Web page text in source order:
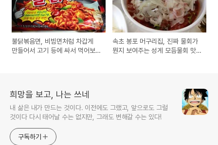
불닭볶음면, 비빔면처럼 차갑게
만들어서 고기 등에 싸서 먹어보
속초 봉포 머구리집, 진짜 물회가
뭔지 보여주는 성게 모듬물회 맛
희망을 보고, 나는 쓰네
내 삶은 내가 만드는 것이다. 이전에도 그랬고, 앞으로도 그럴
것이다 다시 태어날 수는 없지만, 그래도 변해갈 수는 있다!
구독하기